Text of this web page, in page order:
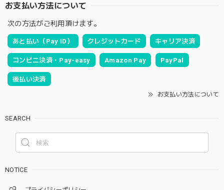
お支払い方法について
次の方法がご利用頂けます。
あと払い（Pay ID） クレジットカード キャリア決済
コンビニ決済・Pay-easy Amazon Pay PayPal
後払い決済
お支払い方法について
SEARCH
NOTICE